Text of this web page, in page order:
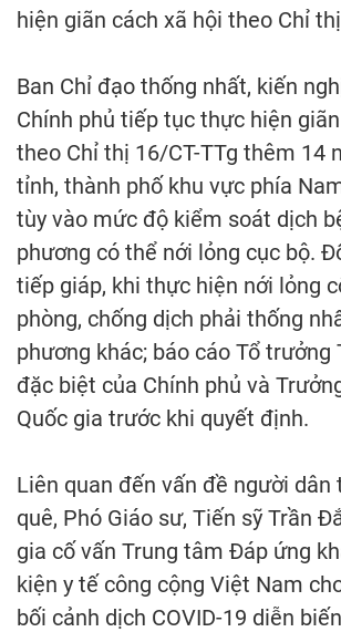
hiện giãn cách xã hội theo Chỉ
Ban Chỉ đạo thống nhất, kiến
Chính phủ tiếp tục thực hiện
theo Chỉ thị 16/CT-TTg thêm 14
tỉnh, thành phố khu vực phía
tùy vào mức độ kiểm soát dịch
phương có thể nới lỏng cục bộ.
tiếp giáp, khi thực hiện nới lỏng
phòng, chống dịch phải thống
phương khác; báo cáo Tổ trưởng
đặc biệt của Chính phủ và
Quốc gia trước khi quyết định.
Liên quan đến vấn đề người dân
quê, Phó Giáo sư, Tiến sỹ Trần
gia cố vấn Trung tâm Đáp ứng
kiện y tế công cộng Việt Nam
bối cảnh dịch COVID-19 diễn